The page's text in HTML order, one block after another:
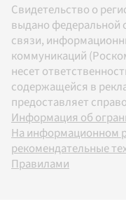
Свидетельство о
выдано федеральной
связи,
коммуникаций
несет
содержащейся в
предоставляет
Информация об
На информационном
рекомендательные
Правилами